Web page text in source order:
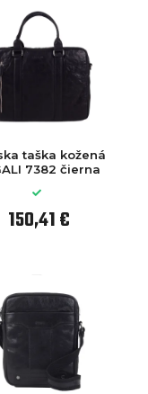
taška kožená
7382 čierna
150,41 €